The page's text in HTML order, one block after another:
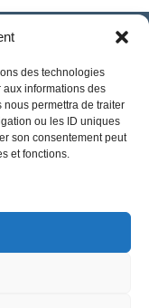
des technologies
informations des
permettra de traiter
ou les ID uniques
son consentement peut
et fonctions.